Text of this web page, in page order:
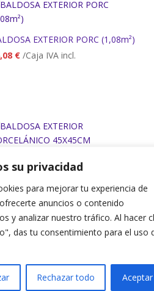
su privacidad
para mejorar tu experiencia de
anuncios o contenido
y analizar nuestro tráfico. Al hacer
das tu consentimiento para el uso
Rechazar todo
EXTERIOR PORC (1,08m²)
€ /Caja IVA incl.
EXTERIOR PORCELÁNICO
ALHAMBRA
(1,42m²)
€ /Caja IVA incl.